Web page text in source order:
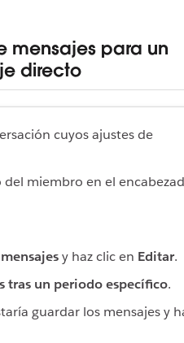
mensajes para un
directo
cuyos ajustes de
miembro en el
y haz clic en Editar.
tras un periodo específico.
guardar los mensajes y